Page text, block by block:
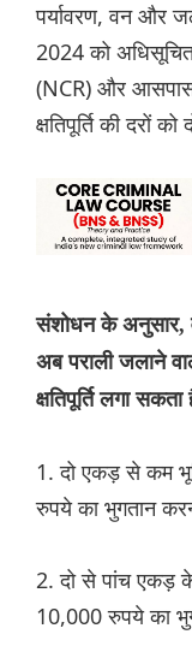
पर्यावरण, वन और
2024 को अधिसूचित
(NCR) और आसपास
क्षतिपूर्ति की दरों
संशोधन के अनुसार,
अब पराली जलाने
क्षतिपूर्ति लगा सकता
1. दो एकड़ से कम
रुपये का भुगतान
2. दो से पांच एकड़ के
10,000 रुपये का